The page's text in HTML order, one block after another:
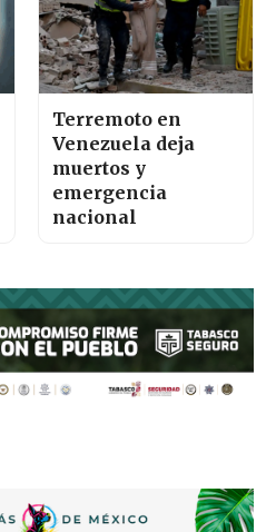
Terremoto en
Venezuela deja
muertos y
emergencia
nacional